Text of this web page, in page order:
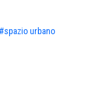
#spazio urbano